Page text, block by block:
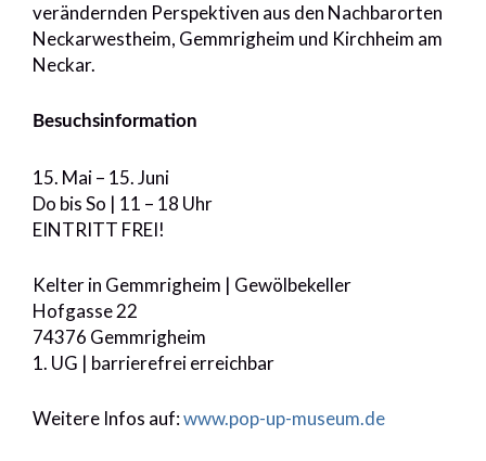
verändernden Perspektiven aus den Nachbarorten
Neckarwestheim, Gemmrigheim und Kirchheim am
Neckar.
Besuchsinformation
15. Mai – 15. Juni
Do bis So | 11 – 18 Uhr
EINTRITT FREI!
Kelter in Gemmrigheim | Gewölbekeller
Hofgasse 22
74376 Gemmrigheim
1. UG | barrierefrei erreichbar
Weitere Infos auf:www.pop-up-museum.de